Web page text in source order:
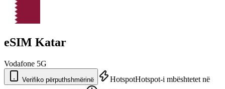
eSIM Katar
Vodafone 5G
Verifiko përputhshmërinë HotspotHotspot-i mbështetet në